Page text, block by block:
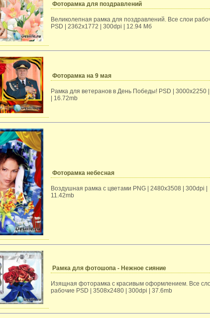
Фоторамка для поздравлений
Великолепная рамка для поздравлений. Все слои
PSD | 2362х1772 | 300dpi | 12.94 Мб
Фоторамка на 9 мая
Рамка для ветеранов в День Победы! PSD | 3000х2250
| 16.72mb
Фоторамка небесная
Воздушная рамка с цветами PNG | 2480х3508 | 300dpi |
11.42mb
Рамка для фотошопа - Нежное сияние
Изящная фоторамка с красивым оформлением. Все
рабочие PSD | 3508х2480 | 300dpi | 37.6mb